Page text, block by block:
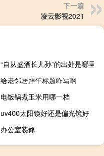
下一篇
凌云影视2021
“自从盛酒长儿孙”的出处是哪里
给老邻居拜年标题咋写啊
电饭锅煮玉米用哪一档
uv400太阳镜好还是偏光镜好
办公室装修